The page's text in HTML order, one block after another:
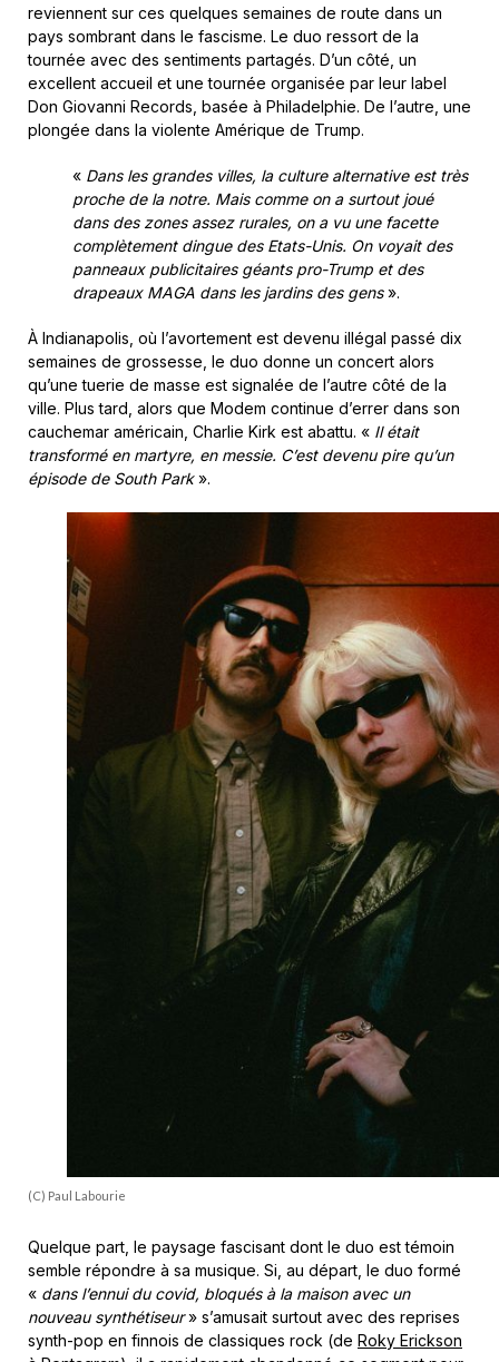
reviennent sur ces quelques semaines de route dans un
pays sombrant dans le fascisme. Le duo ressort de la
tournée avec des sentiments partagés. D’un côté, un
excellent accueil et une tournée organisée par leur label
Don Giovanni Records, basée à Philadelphie. De l’autre, une
plongée dans la violente Amérique de Trump.
« Dans les grandes villes, la culture alternative est très
proche de la notre. Mais comme on a surtout joué
dans des zones assez rurales, on a vu une facette
complètement dingue des Etats-Unis. On voyait des
panneaux publicitaires géants pro-Trump et des
drapeaux MAGA dans les jardins des gens».
À Indianapolis, où l’avortement est devenu illégal passé dix
semaines de grossesse, le duo donne un concert alors
qu’une tuerie de masse est signalée de l’autre côté de la
ville. Plus tard, alors que Modem continue d’errer dans son
cauchemar américain, Charlie Kirk est abattu. « Il était
transformé en martyre, en messie. C’est devenu pire qu’un
épisode de South Park».
(C) Paul Labourie
Quelque part, le paysage fascisant dont le duo est témoin
semble répondre à sa musique. Si, au départ, le duo formé
« dans l’ennui du covid, bloqués à la maison avec un
nouveau synthétiseur» s’amusait surtout avec des reprises
synth-pop en finnois de classiques rock (de Roky Erickson